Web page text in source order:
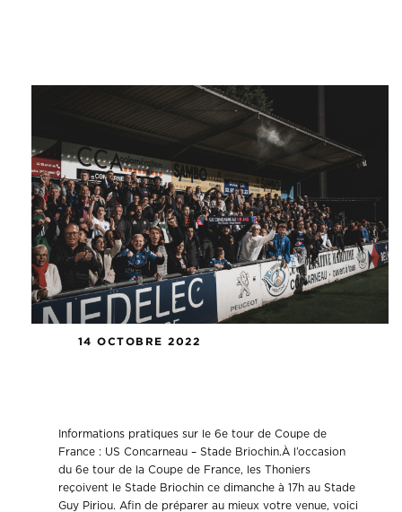
14 OCTOBRE 2022
Informations pratiques sur le 6e tour de Coupe de
France : US Concarneau – Stade Briochin.À l’occasion
du 6e tour de la Coupe de France, les Thoniers
reçoivent le Stade Briochin ce dimanche à 17h au Stade
Guy Piriou. Afin de préparer au mieux votre venue, voici